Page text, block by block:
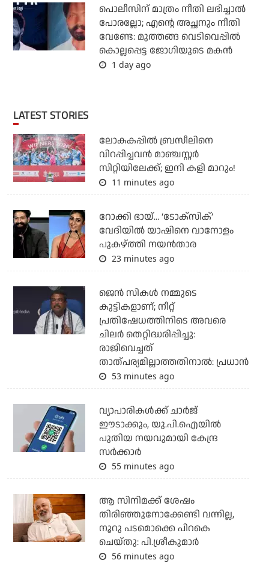
പൊലീസിന് മാത്രം നീതി ലഭിച്ചാല്‍
പോരല്ലോ; എന്റെ അച്ഛനും നീതി
വേണ്ടേ: മുത്തങ്ങ വെടിവെപ്പില്‍
കൊല്ലപ്പെട്ട ജോഗിയുടെ മകന്‍
1 day ago
LATEST STORIES
ലോകകപ്പില്‍ ബ്രസീലിനെ
വിറപ്പിച്ചവന്‍ മാഞ്ചസ്റ്റര്‍
സിറ്റിയിലേക്ക്; ഇനി കളി മാറും!
11 minutes ago
റോക്കി ഭായ്… ‘ടോക്സിക്’
വേദിയിൽ യാഷിനെ വാനോളം
പുകഴ്ത്തി നയൻതാര
23 minutes ago
ജെന്‍ സികള്‍ നമ്മുടെ
കുട്ടികളാണ്; നീറ്റ്
പ്രതിഷേധത്തിനിടെ അവരെ
ചിലര്‍ തെറ്റിദ്ധരിപ്പിച്ചു:
രാജിവെച്ചത്
താത്പര്യമില്ലാത്തതിനാല്‍: പ്രധാന്‍
53 minutes ago
വ്യാപാരികള്‍ക്ക് ചാര്‍ജ്
ഈടാക്കും, യു.പി.ഐയില്‍
പുതിയ നയവുമായി കേന്ദ്ര
സര്‍ക്കാര്‍
55 minutes ago
ആ സിനിമക്ക് ശേഷം
തിരിഞ്ഞുനോക്കേണ്ടി വന്നില്ല,
നൂറു പടമൊക്കെ പിറകെ
ചെയ്തു: പി.ശ്രീകുമാർ
56 minutes ago